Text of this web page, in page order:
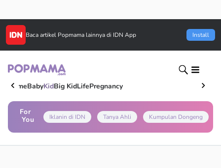
Baca artikel Popmama lainnya di IDN App Install
HomeBabyKidBig KidLifePregnancy
For
You
Iklanin di IDN Tanya Ahli Kumpulan Dongeng